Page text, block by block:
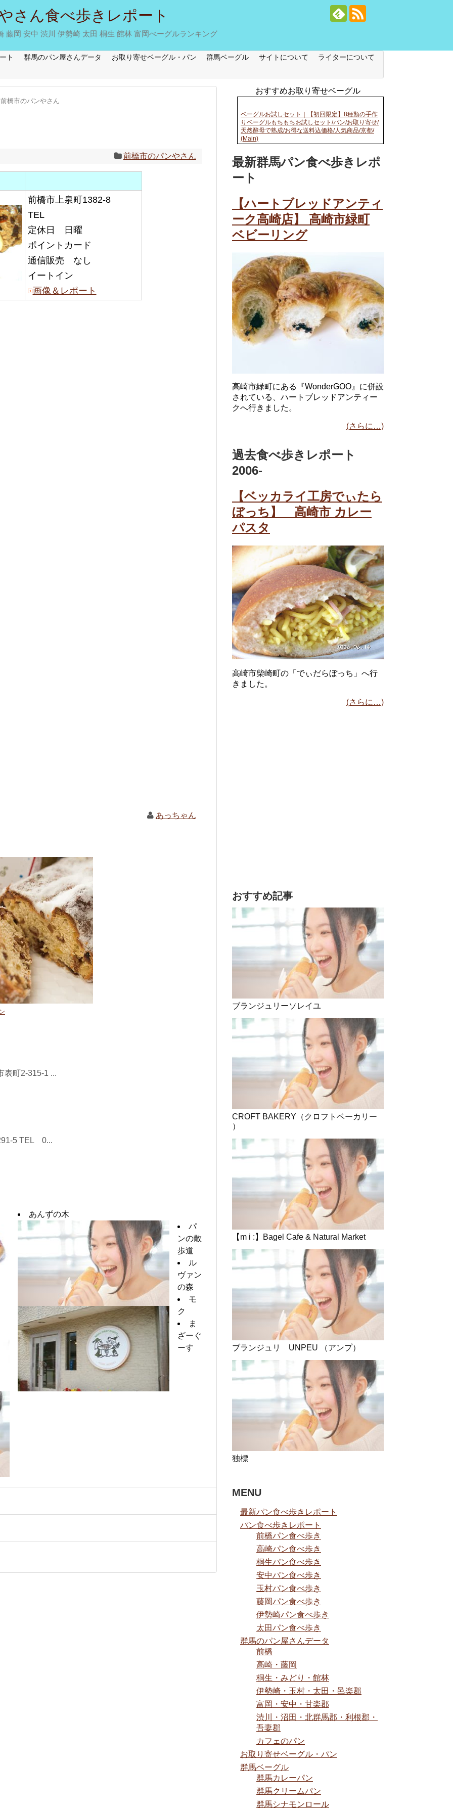
さん食べ歩きレポート
藤岡 安中 渋川 伊勢崎 太田 桐生 館林 富岡べーグルランキング
ト 群馬のパン屋さんデータ お取り寄せベーグル・パン 群馬ベーグル サイトについて ライターについて
前橋市のパンやさん
前橋市のパンやさん
前橋市上泉町1382-8
TEL
定休日 日曜
ポイントカード
通信販売 なし
イートイン
画像＆レポート
あっちゃん
表町2-315-1 ...
5 TEL 0...
あんずの木
パ
ンの散
歩道
ル
ヴァン
の森
モ
ク
ま
ざーぐ
ーす
おすすめお取り寄せベーグル
ベーグルお試しセット｜【初回限定】8種類の手作
りベーグルもちもちお試しセット/パン/お取り寄せ/
天然酵母で熟成/お得な送料込価格/人気商品/京都/
(Main)
最新群馬パン食べ歩きレポ
ート
【ハートブレッドアンティ
ーク高崎店】 高崎市緑町
ベビーリング
高崎市緑町にある『WonderGOO』に併設
されている、ハートブレッドアンティー
クへ行きました。
(さらに…)
過去食べ歩きレポート
2006-
【ベッカライ工房でぃたら
ぼっち】 高崎市 カレー
パスタ
高崎市柴崎町の「でぃだらぼっち」へ行
きました。
(さらに…)
おすすめ記事
ブランジュリーソレイユ
CROFT BAKERY（クロフトベーカリー
）
【m i :】Bagel Cafe & Natural Market
ブランジュリ UNPEU （アンプ）
独標
MENU
最新パン食べ歩きレポート
パン食べ歩きレポート
前橋パン食べ歩き
高崎パン食べ歩き
桐生パン食べ歩き
安中パン食べ歩き
玉村パン食べ歩き
藤岡パン食べ歩き
伊勢崎パン食べ歩き
太田パン食べ歩き
群馬のパン屋さんデータ
前橋
高崎・藤岡
桐生・みどり・館林
伊勢崎・玉村・太田・邑楽郡
富岡・安中・甘楽郡
渋川・沼田・北群馬郡・利根郡・
吾妻郡
カフェのパン
お取り寄せベーグル・パン
群馬ベーグル
群馬カレーパン
群馬クリームパン
群馬シナモンロール